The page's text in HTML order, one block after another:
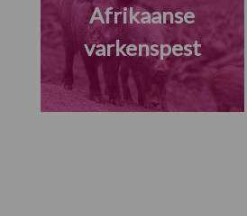
Afrikaanse
varkenspest